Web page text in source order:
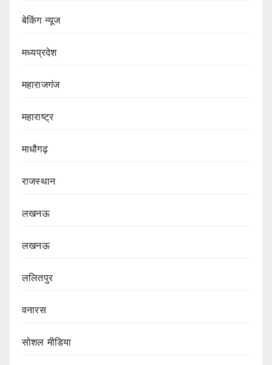
बेकिंग न्यूज
मध्यप्रदेश
महाराजगंज
महाराष्ट्र
माधौगढ़
राजस्थान
लखनऊ
लखनऊ
ललितपुर
वनारस
सोशल मीडिया